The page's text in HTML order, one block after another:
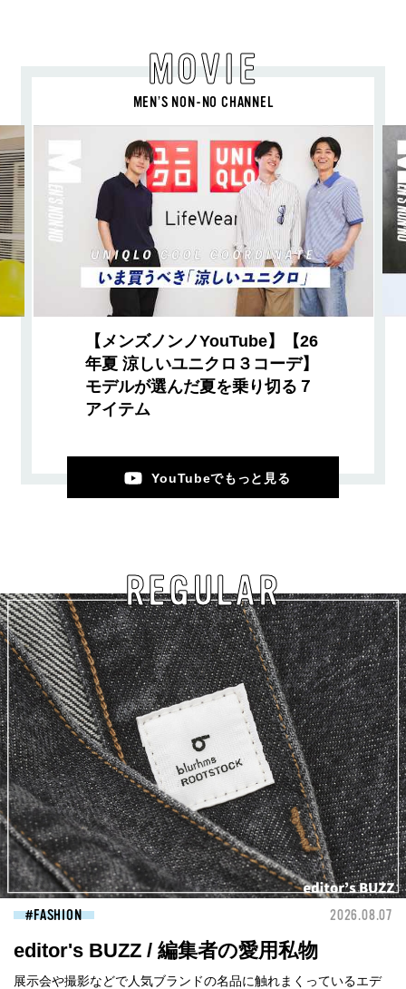
MOVIE
MEN’S NON-NO CHANNEL
【メンズノンノYouTube】【26
年夏 涼しいユニクロ３コーデ】
モデルが選んだ夏を乗り切る７
アイテム
YouTubeでもっと見る
REGULAR
FASHION 2026.08.07
editor's BUZZ / 編集者の愛用私物
展示会や撮影などで人気ブランドの名品に触れまくっているエデ